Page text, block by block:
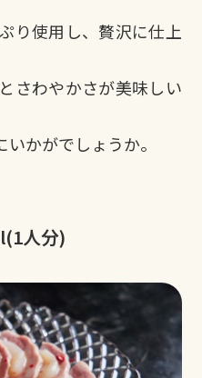
り使用し、贅沢に仕上
さわやかさが美味しい
かがでしょうか。
人分)